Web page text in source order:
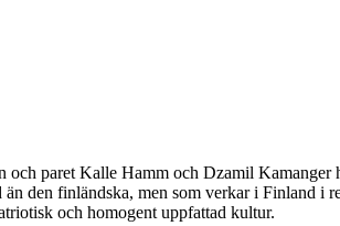
paret Kalle Hamm och Dzamil
den finländska, men som verkar i Finland i
och homogent uppfattad kultur.